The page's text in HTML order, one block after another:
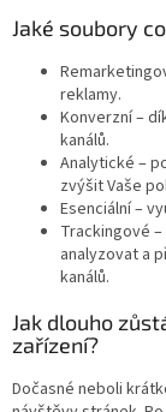
Jaké soubory
reklamy.
Konverzní –
kanálů.
Analytické –
zvýšit Vaše
Esenciální –
Trackingové
analyzovat a
kanálů.
Jak dlouho
zařízení?
Dočasné neboli